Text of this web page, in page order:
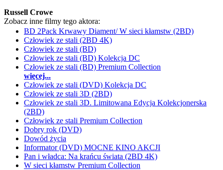
Russell Crowe
Zobacz inne filmy tego aktora:
BD 2Pack Krwawy Diament/ W sieci kłamstw (2BD)
Człowiek ze stali (2BD 4K)
Człowiek ze stali (BD)
Człowiek ze stali (BD) Kolekcja DC
Człowiek ze stali (BD) Premium Collection
więcej...
Człowiek ze stali (DVD) Kolekcja DC
Człowiek ze stali 3D (2BD)
Człowiek ze stali 3D. Limitowana Edycja Kolekcjonerska
(2BD)
Człowiek ze stali Premium Collection
Dobry rok (DVD)
Dowód życia
Informator (DVD) MOCNE KINO AKCJI
Pan i władca: Na krańcu świata (2BD 4K)
W sieci kłamstw Premium Collection